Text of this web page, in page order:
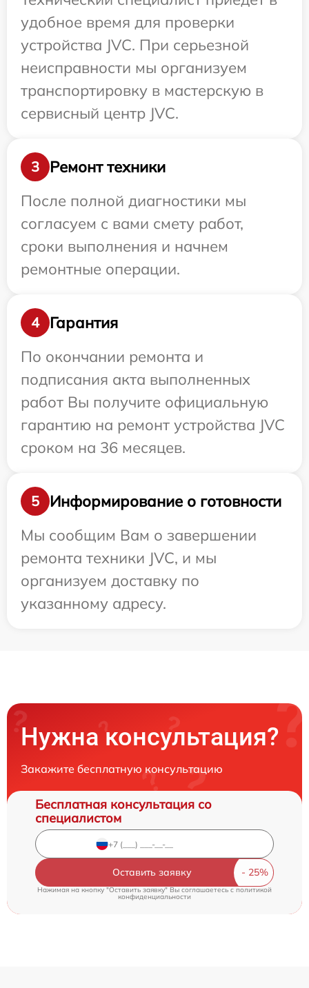
удобное время для проверки
устройства JVC. При серьезной
неисправности мы организуем
транспортировку в мастерскую в
сервисный центр JVC.
3
Ремонт техники
После полной диагностики мы
согласуем с вами смету работ,
сроки выполнения и начнем
ремонтные операции.
4
Гарантия
По окончании ремонта и
подписания акта выполненных
работ Вы получите официальную
гарантию на ремонт устройства JVC
сроком на 36 месяцев.
5
Информирование о готовности
Мы сообщим Вам о завершении
ремонта техники JVC, и мы
организуем доставку по
указанному адресу.
Нужна консультация?
Закажите бесплатную консультацию
Бесплатная консультация со
специалистом
Оставить заявку
Нажимая на кнопку "Оставить заявку" Вы соглашаетесь cполитикой
конфиденциальности